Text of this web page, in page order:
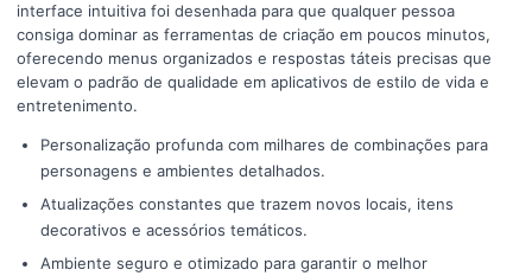
interface intuitiva foi desenhada para que qualquer pessoa
consiga dominar as ferramentas de criação em poucos minutos,
oferecendo menus organizados e respostas táteis precisas que
elevam o padrão de qualidade em aplicativos de estilo de vida e
entretenimento.
Personalização profunda com milhares de combinações para
personagens e ambientes detalhados.
Atualizações constantes que trazem novos locais, itens
decorativos e acessórios temáticos.
Ambiente seguro e otimizado para garantir o melhor